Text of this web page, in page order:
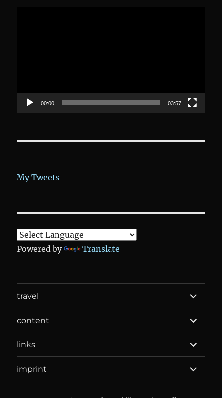
00:00 03:57
My Tweets
Powered by Translate
travel
expand
child
menu
content
expand
child
menu
links
expand
child
menu
imprint
expand
child
menu